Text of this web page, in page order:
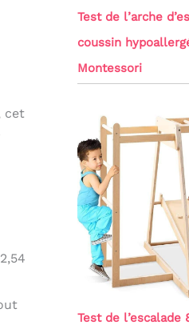
cet
Test de l’arche
coussin
Montessori
Test de l’escalade